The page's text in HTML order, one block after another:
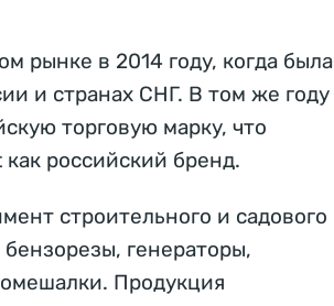
рынке в 2014 году, когда была
и странах СНГ. В том же году
торговую марку, что
российский бренд.
строительного и садового
генераторы,
Продукция